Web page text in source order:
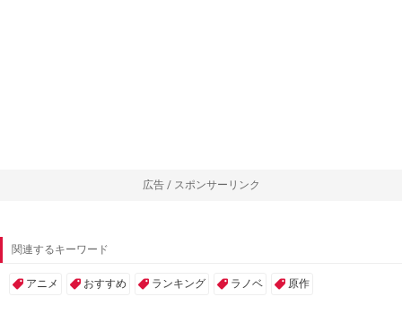
広告 / スポンサーリンク
関連するキーワード
アニメ おすすめ ランキング ラノベ 原作